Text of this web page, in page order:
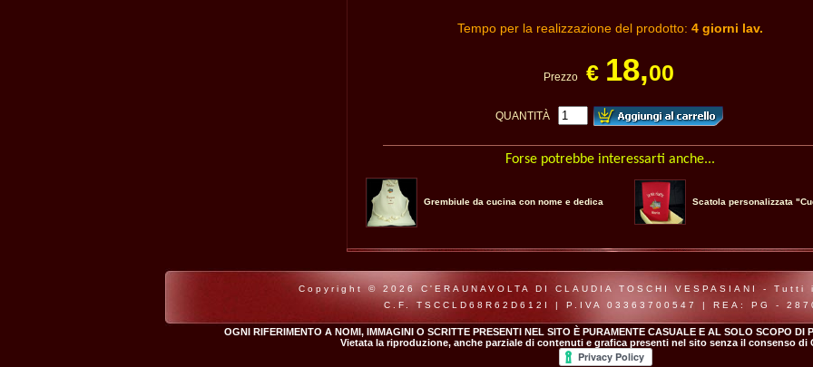
Tempo per la realizzazione del prodotto: 4 giorni lav.
Prezzo € 18,00
QUANTITÀ
Forse potrebbe interessarti anche...
Grembiule da cucina con nome e dedica Scatola personalizzata
Copyright © 2026 C'ERAUNAVOLTA DI CLAUDIA TOSCHI VESPASIANI -
C.F. TSCCLD68R62D612I | P.IVA 03363700547 | REA: PG -
OGNI RIFERIMENTO A NOMI, IMMAGINI O SCRITTE PRESENTI NEL SITO È PURAMENTE CASUALE E AL SOLO SCOPO DI
Vietata la riproduzione, anche parziale di contenuti e grafica presenti nel sito senza il consenso di